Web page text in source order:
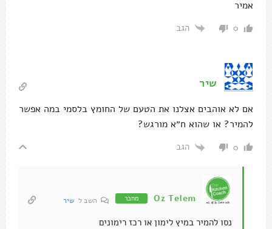
אמיר
0 הגב
שיר
אם לא אוהבים אצלנו את הטעם של החומץ בלסמי במה אפשר
להמיר? או שהוא ח״א מורגש?
0 הגב
Oz Telem מחבר השב ל שיר
נסו להמיר במיץ לימון או רכז רימונים